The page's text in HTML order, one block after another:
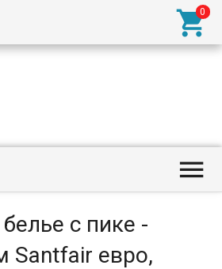


с пике -
Santfair евро,